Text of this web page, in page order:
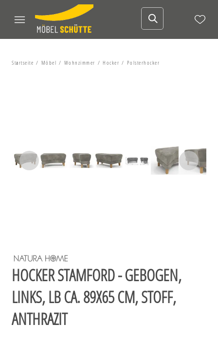
Startseite Möbel Wohnzimmer Hocker Polsterhocker
HOCKER STAMFORD - GEBOGEN,
LINKS, LB CA. 89X65 CM, STOFF,
ANTHRAZIT